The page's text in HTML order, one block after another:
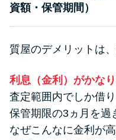
資額・保管期間）
質屋のデメリットは
利息（金利）がかな
査定範囲内でしか借
保管期限の3ヵ月を過
なぜこんなに金利が